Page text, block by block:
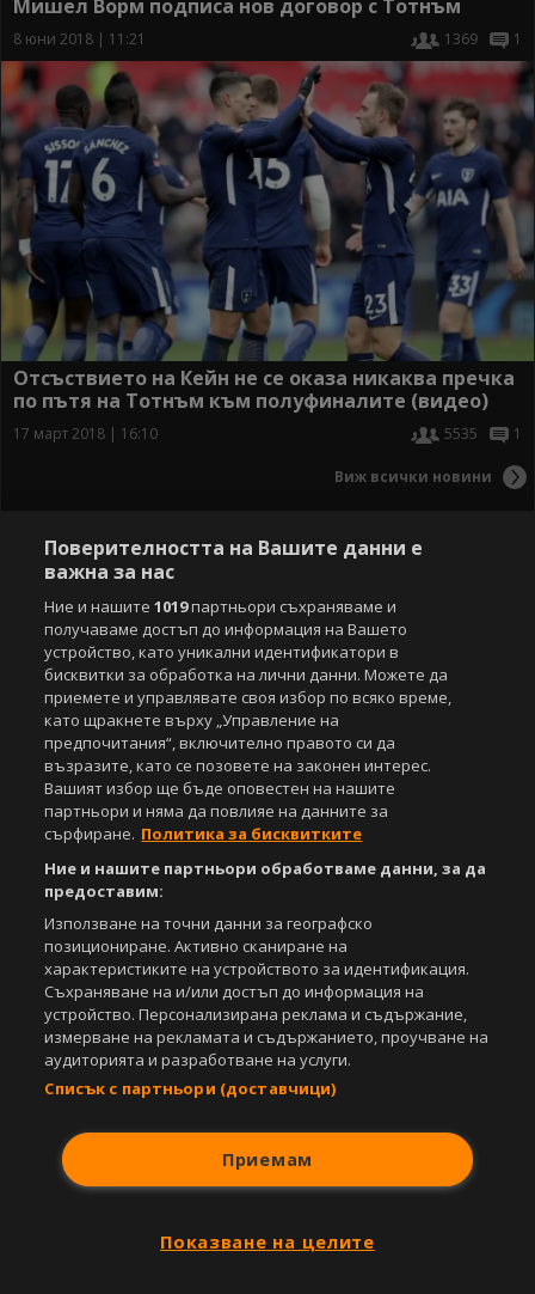
Мишел Ворм подписа нов договор с Тотнъм
8 юни 2018 | 11:21 1369 1
Отсъствието на Кейн не се оказа никаква пречка
по пътя на Тотнъм към полуфиналите (видео)
17 март 2018 | 16:10 5535 1
Виж всички новини
Поверителността на Вашите данни е
важна за нас
Ние и нашите1019партньори съхраняваме и
получаваме достъп до информация на Вашето
устройство, като уникални идентификатори в
бисквитки за обработка на лични данни. Можете да
приемете и управлявате своя избор по всяко време,
като щракнете върху „Управление на
предпочитания“, включително правото си да
възразите, като се позовете на законен интерес.
Вашият избор ще бъде оповестен на нашите
партньори и няма да повлияе на данните за
сърфиране. Политика за бисквитките
Ние и нашите партньори обработваме данни, за да
предоставим:
Използване на точни данни за географско
позициониране. Активно сканиране на
характеристиките на устройството за идентификация.
Съхраняване на и/или достъп до информация на
устройство. Персонализирана реклама и съдържание,
измерване на рекламата и съдържанието, проучване на
аудиторията и разработване на услуги.
Списък с партньори (доставчици)
Приемам
Показване на целите